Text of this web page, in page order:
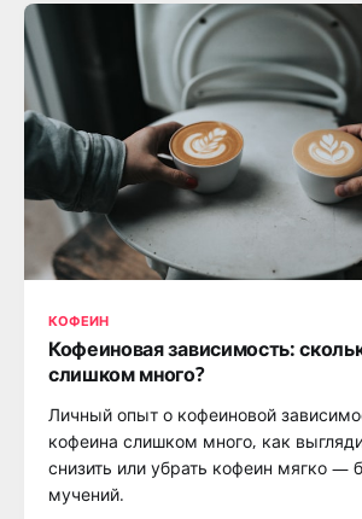
КОФЕИН
Кофеиновая зависимость:
слишком много?
Личный опыт о кофеиновой
кофеина слишком много, как
снизить или убрать кофеин мягко —
мучений.